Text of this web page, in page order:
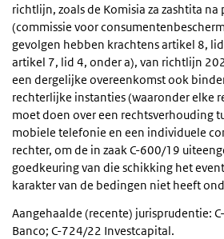
richtlijn, zoals de Komisia za zashtita
(commissie voor
gevolgen hebben krachtens artikel 8,
artikel 7, lid 4, onder a), van richtlijn
een dergelijke overeenkomst ook
rechterlijke instanties (waaronder elke
moet doen over een rechtsverhouding
mobiele telefonie en een individuele
rechter, om de in zaak C-600/19
goedkeuring van die schikking het
karakter van de bedingen niet heeft
Aangehaalde (recente) jurisprudentie:
Banco; C-724/22 Investcapital.